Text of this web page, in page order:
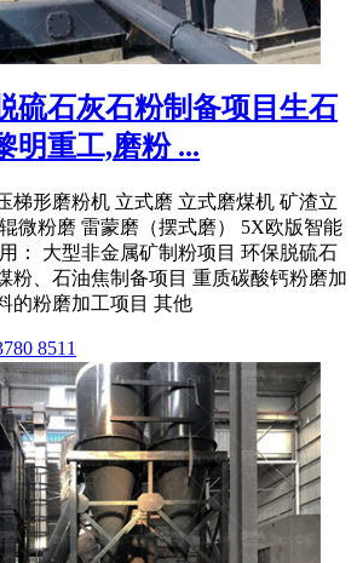
硫石灰石粉制备项目生石
明重工,磨粉 ...
梯形磨粉机 立式磨 立式磨煤机 矿渣立
微粉磨 雷蒙磨（摆式磨） 5X欧版智能
： 大型非金属矿制粉项目 环保脱硫石
粉、石油焦制备项目 重质碳酸钙粉磨加
的粉磨加工项目 其他
8511